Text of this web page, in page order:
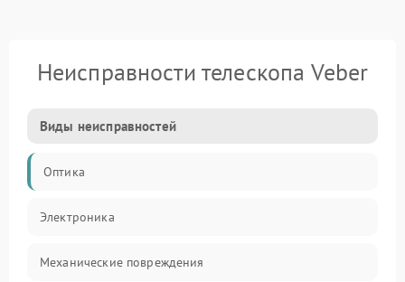
Неисправности телескопа Veber
Виды неисправностей
Оптика
Электроника
Механические повреждения